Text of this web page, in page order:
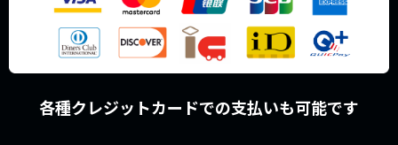
各種クレジットカードでの支払いも可能です